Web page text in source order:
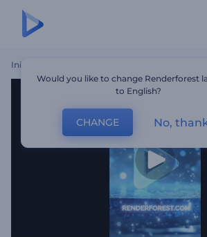
Inicio Revelación De Logo Con
Would you like to change Renderforest
to English?
CHANGE No,